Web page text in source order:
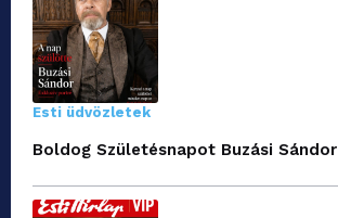
Esti üdvözletek
Boldog Születésnapot Buzási Sándor